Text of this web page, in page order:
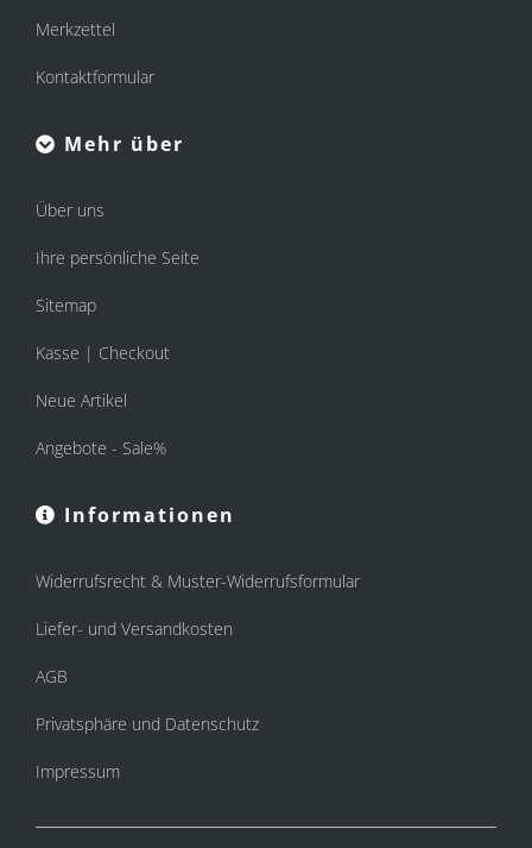
Merkzettel
Kontaktformular
Mehr über
Über uns
Ihre persönliche Seite
Sitemap
Kasse | Checkout
Neue Artikel
Angebote - Sale%
Informationen
Widerrufsrecht & Muster-Widerrufsformular
Liefer- und Versandkosten
AGB
Privatsphäre und Datenschutz
Impressum